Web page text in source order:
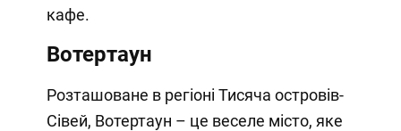
кафе.
Вотертаун
Розташоване в регіоні Тисяча островів-
Сівей, Вотертаун – це веселе місто, яке